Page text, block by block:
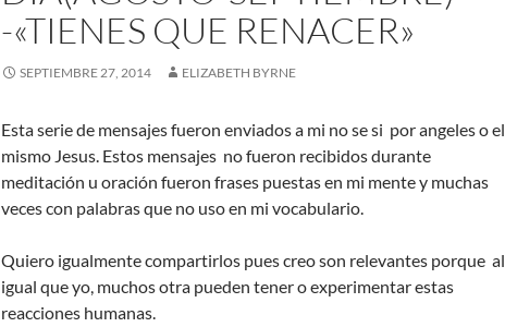
-«TIENES QUE RENACER»
SEPTIEMBRE 27, 2014 ELIZABETH BYRNE
Esta serie de mensajes fueron enviados a mi no se si por angeles o el
mismo Jesus. Estos mensajes no fueron recibidos durante
meditación u oración fueron frases puestas en mi mente y muchas
veces con palabras que no uso en mi vocabulario.
Quiero igualmente compartirlos pues creo son relevantes porque al
igual que yo, muchos otra pueden tener o experimentar estas
reacciones humanas.